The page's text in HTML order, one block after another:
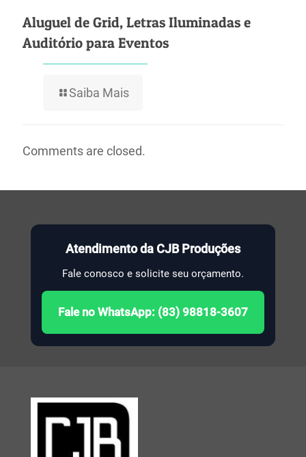
Aluguel de Grid, Letras Iluminadas e
Auditório para Eventos
Saiba Mais
Comments are closed.
Atendimento da CJB Produções
Fale conosco e solicite seu orçamento.
Fale no WhatsApp: (83) 98818-3607